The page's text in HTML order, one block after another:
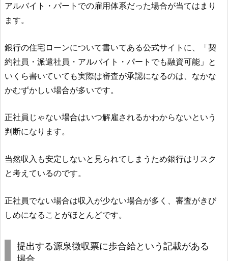
アルバイト・パートでの雇用体系だった場合が当てはまり
ます。
銀行の住宅ローンについて書いてある公式サイトに、「契
約社員・派遣社員・アルバイト・パートでも融資可能」と
いくら書いていても実際は審査が承認になるのは、なかな
かむずかしい場合が多いです。
正社員じゃない場合はいつ解雇されるかわからないという
判断になります。
当然収入も安定しないと見られてしまうため銀行はリスク
と考えているのです。
正社員でない場合は収入が少ない場合が多く、審査がきび
しめになることがほとんどです。
提出する源泉徴収票に歩合給という記載がある
場合